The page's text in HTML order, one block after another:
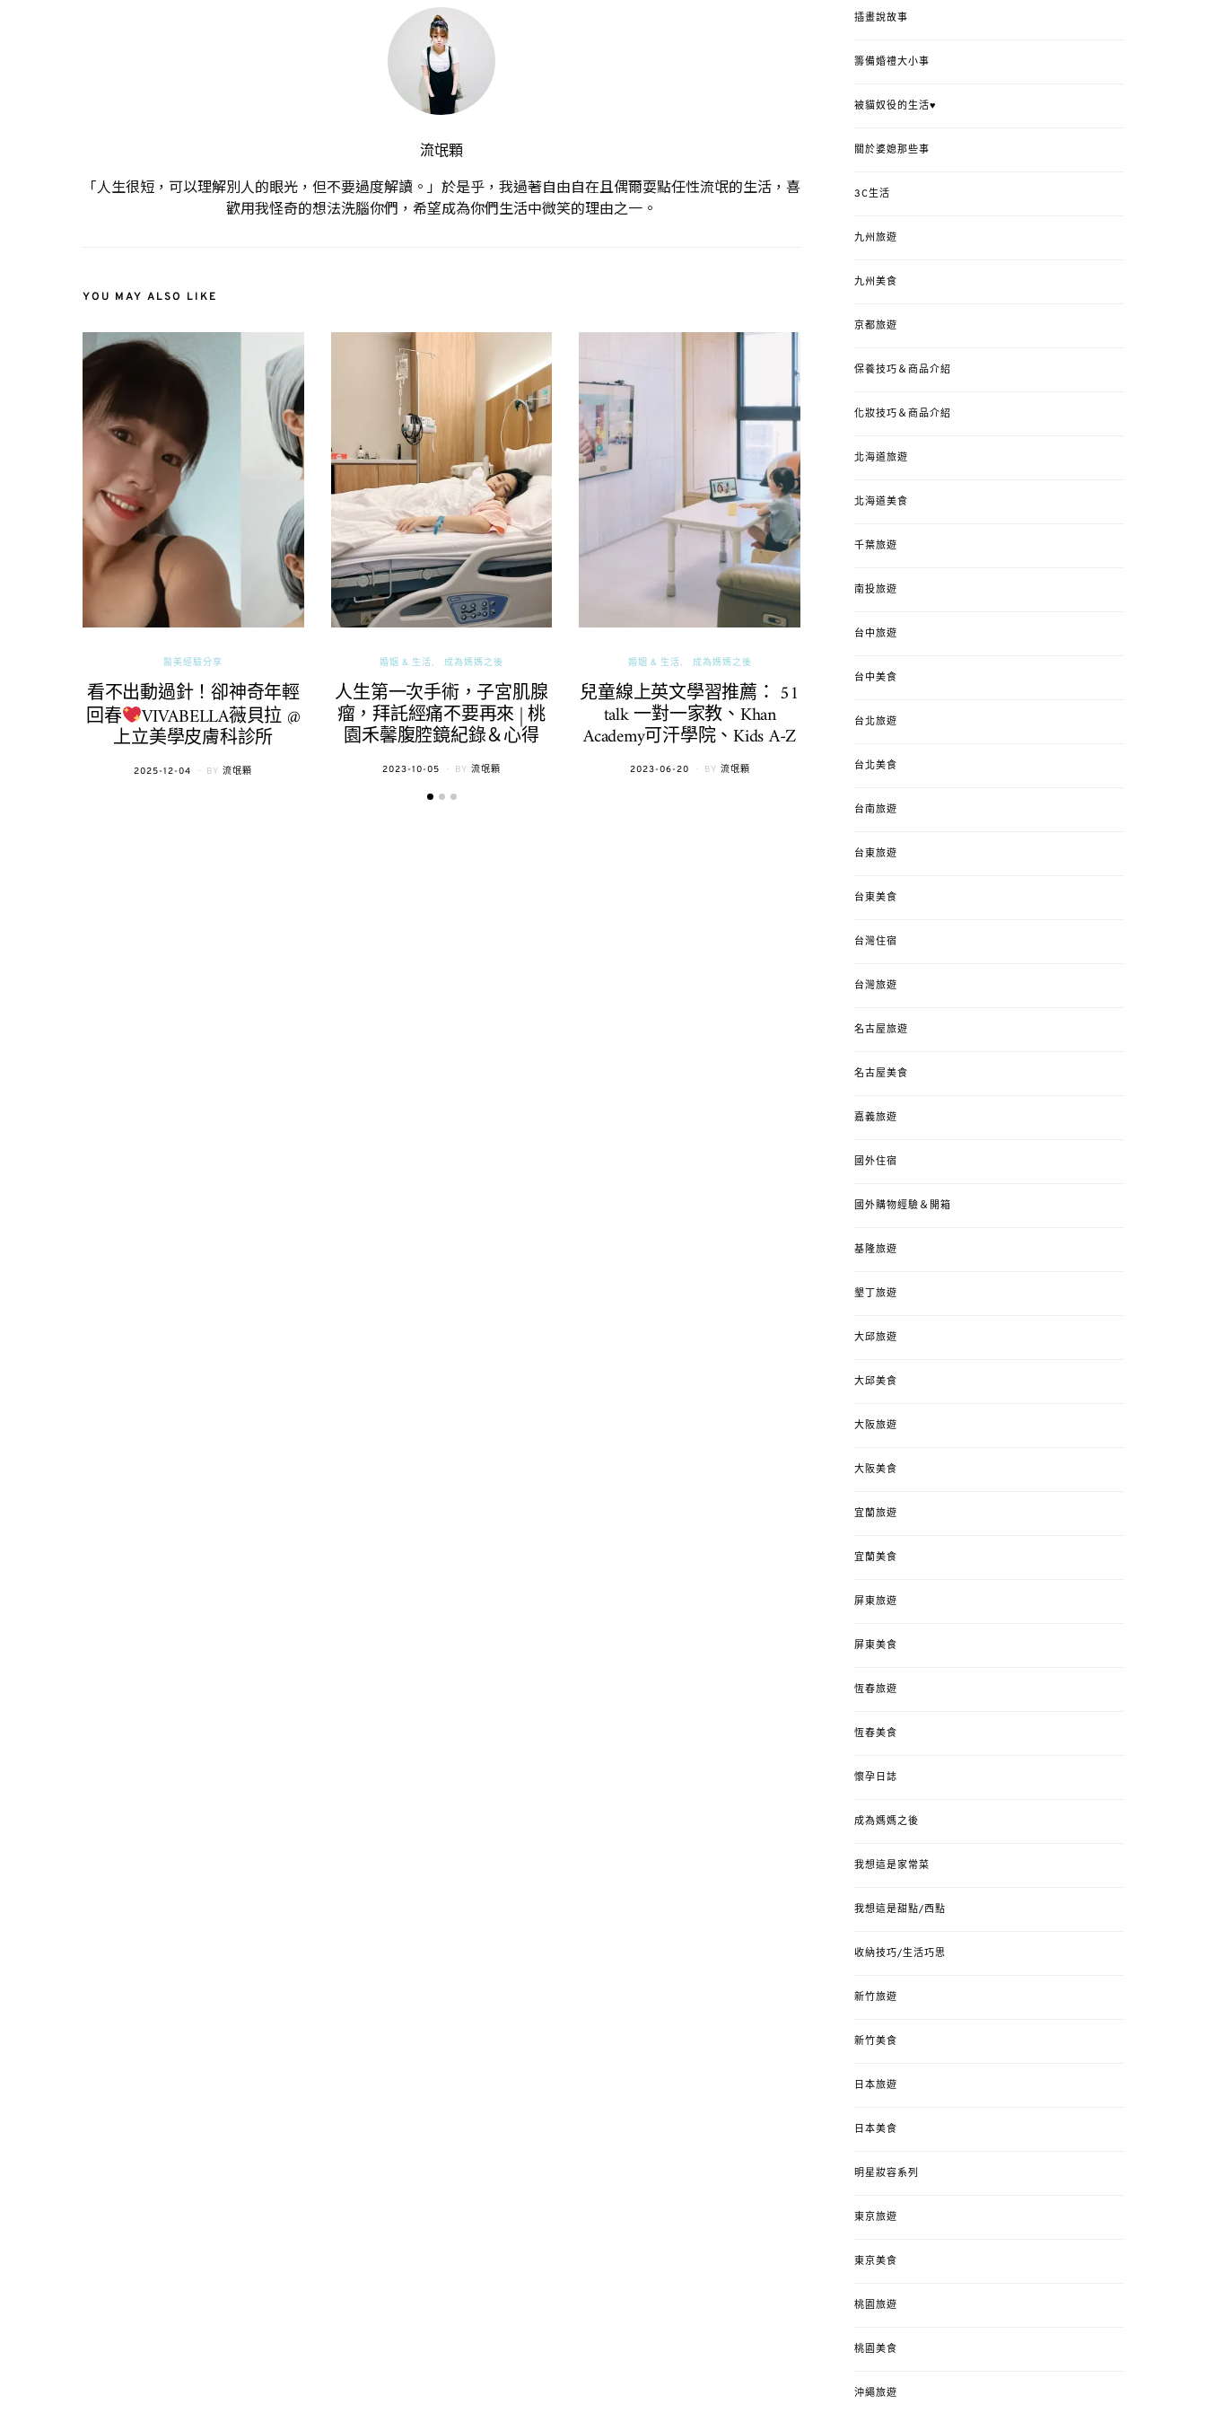
流氓顆
「人生很短，可以理解別人的眼光，但不要過度解讀。」於是乎，我過著自由自在且偶爾耍點任性流氓的生活，喜
歡用我怪奇的想法洗腦你們，希望成為你們生活中微笑的理由之一。
YOU MAY ALSO LIKE
醫美經驗分享
看不出動過針！卻神奇年輕
回春 VIVABELLA薇貝拉 @
上立美學皮膚科診所
POSTED
2025-12-04 BY 流氓顆
婚姻 & 生活 成為媽媽之後
人生第一次手術，子宮肌腺
瘤，拜託經痛不要再來 | 桃
園禾馨腹腔鏡紀錄＆心得
POSTED
2023-10-05 BY 流氓顆
婚姻 & 生活 成為媽媽之後
兒童線上英文學習推薦： 51
talk 一對一家教、Khan
Academy可汗學院、Kids A-Z
POSTED
2023-06-20 BY 流氓顆
錯、認識華德福
ON
插畫說故事
籌備婚禮大小事
被貓奴役的生活♥
關於婆媳那些事
3C生活
九州旅遊
九州美食
京都旅遊
保養技巧＆商品介紹
化妝技巧＆商品介紹
北海道旅遊
北海道美食
千葉旅遊
南投旅遊
台中旅遊
台中美食
台北旅遊
台北美食
台南旅遊
台東旅遊
台東美食
台灣住宿
台灣旅遊
名古屋旅遊
名古屋美食
嘉義旅遊
國外住宿
國外購物經驗＆開箱
基隆旅遊
墾丁旅遊
大邱旅遊
大邱美食
大阪旅遊
大阪美食
宜蘭旅遊
宜蘭美食
屏東旅遊
屏東美食
恆春旅遊
恆春美食
懷孕日誌
成為媽媽之後
我想這是家常菜
我想這是甜點/西點
收納技巧/生活巧思
新竹旅遊
新竹美食
日本旅遊
日本美食
明星妝容系列
東京旅遊
東京美食
桃園旅遊
桃園美食
沖繩旅遊